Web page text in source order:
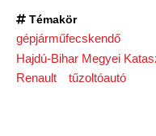
Témakör
gépjárműfecskendő
Hajdú-Bihar Megyei
Renault
tűzoltóautó